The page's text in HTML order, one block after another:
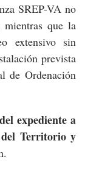
SREP-VA no
que la
extensivo sin
prevista
de Ordenación
expediente a
Territorio y